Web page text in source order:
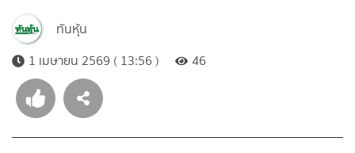
ทันหุ้น
1 เมษายน 2569 ( 13:56 )
46